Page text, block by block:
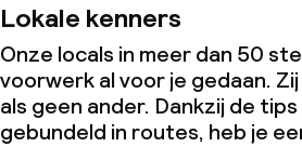
Lokale kenners
Onze locals in meer dan 50
voorwerk al voor je gedaan.
als geen ander. Dankzij de
gebundeld in routes, heb je